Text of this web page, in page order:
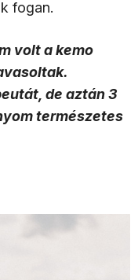
fogan.
volt a kemo
de aztán 3
természetes